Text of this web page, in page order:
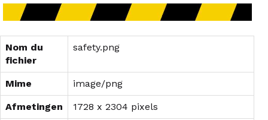
Nom du
fichier
safety.png
Mime image/png
Afmetingen 1728 x 2304 pixels